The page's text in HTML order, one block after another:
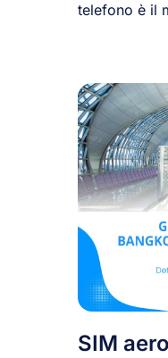
telefono è il
SIM